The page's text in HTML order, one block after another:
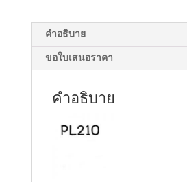
คำอธิบาย
ขอใบเสนอราคา
คำอธิบาย